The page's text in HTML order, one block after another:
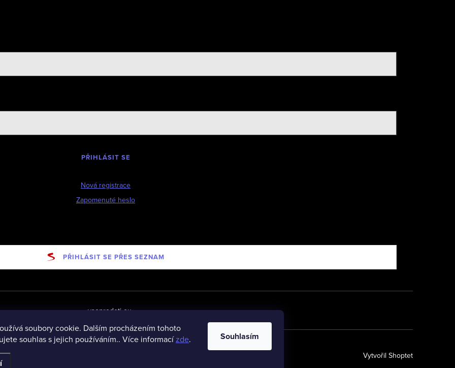
soubory cookie. Dalším procházením tohoto
souhlas s jejich používáním.. Více informacízde. Souhlasím
PŘIHLÁSIT SE
Nová registrace
Zapomenuté heslo
PŘIHLÁSIT SE PŘES SEZNAM
vseprodeti-eu
Vytvořil Shoptet